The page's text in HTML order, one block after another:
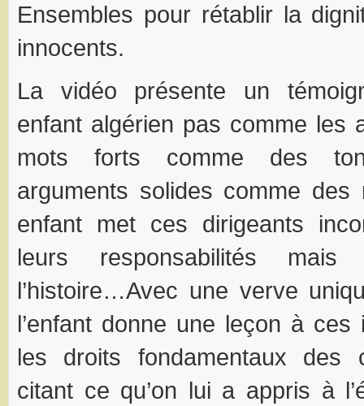
Ensembles pour rétablir la
innocents.
La vidéo présente un
enfant algérien pas comme les
mots forts comme des
arguments solides comme des
enfant met ces dirigeants
leurs responsabilités mais
l’histoire…Avec une verve
l’enfant donne une leçon à ces
les droits fondamentaux des
citant ce qu’on lui a appris à